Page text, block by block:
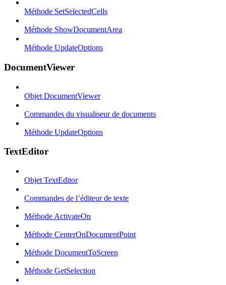
Méthode SetSelectedCells
Méthode ShowDocumentArea
Méthode UpdateOptions
DocumentViewer
Objet DocumentViewer
Commandes du visualiseur de documents
Méthode UpdateOptions
TextEditor
Objet TextEditor
Commandes de l’éditeur de texte
Méthode ActivateOn
Méthode CenterOnDocumentPoint
Méthode DocumentToScreen
Méthode GetSelection